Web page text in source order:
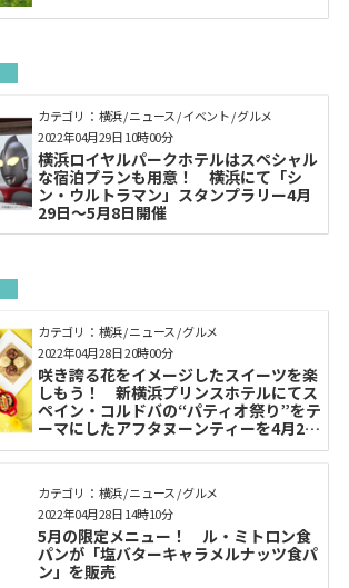
カテゴリ： 横浜 / ニュース / イベント / グルメ
横浜ロイヤルパークホテルはスペシャル
な宿泊プランも用意！ 横浜にて「シ
ン・ウルトラマン」スタンプラリー4月
29日～5月8日開催
2022年04月29日 10時00分
カテゴリ： 横浜 / ニュース / グルメ
咲き誇る花をイメージしたスイーツを楽
しもう！ 新横浜プリンスホテルにてス
ペイン・コルドバの“パティオ祭り”をテ
ーマにしたアフタヌーンティーを4月29
日より提供
2022年04月28日 20時00分
カテゴリ： 横浜 / ニュース / グルメ
5月の限定メニュー！ ル・ミトロン食
パンが「塩バターキャラメルナッツ食パ
ン」を販売
2022年04月28日 14時10分